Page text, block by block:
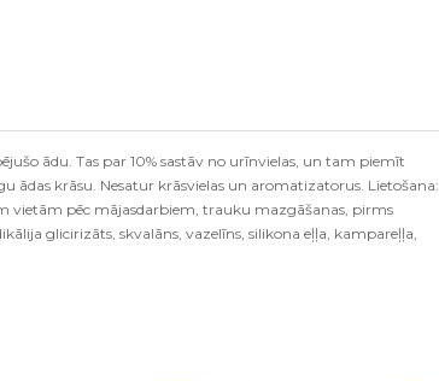
ādu. Tas par 10% sastāv no urīnvielas, un tam piemīt
ādas krāsu. Nesatur krāsvielas un aromatizatorus. Lietošana:
vietām pēc mājasdarbiem, trauku mazgāšanas, pirms
glicirizāts, skvalāns, vazelīns, silikona eļļa, kampareļļa,